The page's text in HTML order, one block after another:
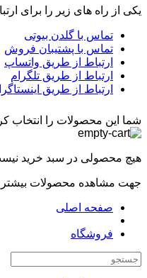
یکی از راه های زیر را برای
تماس با گلدن بیوتی
تماس با پشتیبان فروش
ارتباط از طریق واتساپ
ارتباط از طریق تلگرام
ارتباط از طریق
شما این محصولات را انتخاب
هیچ محصولی در سبد خرید
جهت مشاهده محصولات بیشتر
صفحه اصلی
فروشگاه